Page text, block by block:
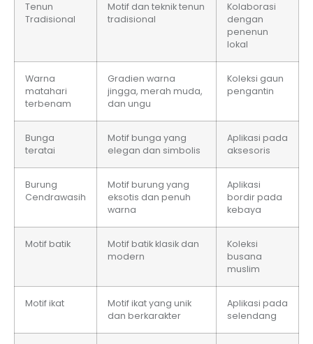
Tenun
Tradisional
Motif dan teknik tenun
tradisional
Kolaborasi
dengan
penenun
lokal
Warna
matahari
terbenam
Gradien warna
jingga, merah muda,
dan ungu
Koleksi gaun
pengantin
Bunga
teratai
Motif bunga yang
elegan dan simbolis
Aplikasi pada
aksesoris
Burung
Cendrawasih
Motif burung yang
eksotis dan penuh
warna
Aplikasi
bordir pada
kebaya
Motif batik
Motif batik klasik dan
modern
Koleksi
busana
muslim
Motif ikat
Motif ikat yang unik
dan berkarakter
Aplikasi pada
selendang